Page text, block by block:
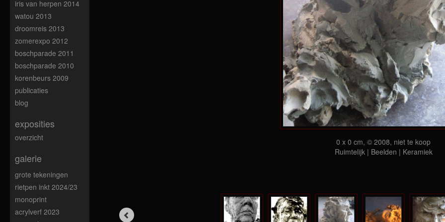
0 x 0 cm, © 2008, niet te koop
Ruimtelijk | Beelden | Keramiek
iris van herpen 2014
watou 2013
droomreis 2013
zomerexpo 2012
boschparade 2011
boschparade 2010
korenbeurs 2009
publicaties
blog
exposities
overzicht
galerie
grote tekeningen
rietpen inkt 2024/23
monoprint
acrylverf 2023